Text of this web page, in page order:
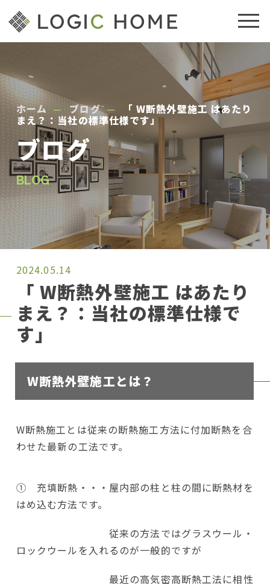
ホーム ブログ 「 W断熱外壁施工 はあたり
まえ？：当社の標準仕様です」
ブログ
BLOG
2024.05.14
「 W断熱外壁施工 はあたり
まえ？：当社の標準仕様で
す」
W断熱外壁施工とは？
W断熱施工とは従来の断熱施工方法に付加断熱を合
わせた最新の工法です。
① 充填断熱・・・屋内部の柱と柱の間に断熱材を
はめ込む方法です。
従来の方法ではグラスウール・
ロックウールを入れるのが一般的ですが
最近の高気密高断熱工法に相性